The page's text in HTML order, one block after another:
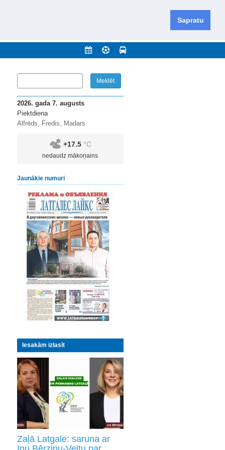
Sapratu
novadu un apkārtējos novadus un pilsētas.
2026. gada 7. augusts
Piektdiena
Alfrēds, Fredis, Madars
+17.5 °C
nedaudz mākoņains
Jaunākie numuri
Iesakām izlasīt
Zaļā Latgale: saruna ar